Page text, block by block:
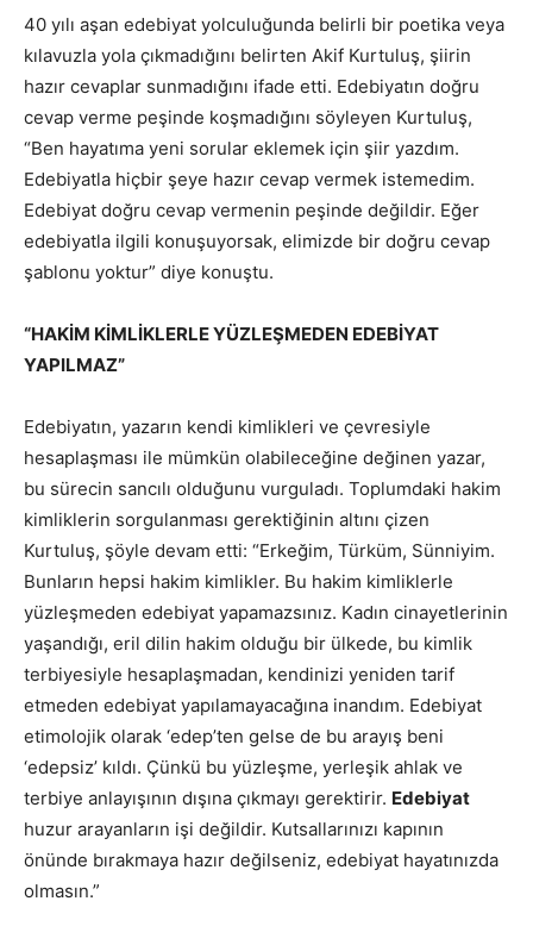
40 yılı aşan edebiyat yolculuğunda belirli bir poetika veya
kılavuzla yola çıkmadığını belirten Akif Kurtuluş, şiirin
hazır cevaplar sunmadığını ifade etti. Edebiyatın doğru
cevap verme peşinde koşmadığını söyleyen Kurtuluş,
“Ben hayatıma yeni sorular eklemek için şiir yazdım.
Edebiyatla hiçbir şeye hazır cevap vermek istemedim.
Edebiyat doğru cevap vermenin peşinde değildir. Eğer
edebiyatla ilgili konuşuyorsak, elimizde bir doğru cevap
şablonu yoktur” diye konuştu.
“HAKİM KİMLİKLERLE YÜZLEŞMEDEN EDEBİYAT
YAPILMAZ”
Edebiyatın, yazarın kendi kimlikleri ve çevresiyle
hesaplaşması ile mümkün olabileceğine değinen yazar,
bu sürecin sancılı olduğunu vurguladı. Toplumdaki hakim
kimliklerin sorgulanması gerektiğinin altını çizen
Kurtuluş, şöyle devam etti: “Erkeğim, Türküm, Sünniyim.
Bunların hepsi hakim kimlikler. Bu hakim kimliklerle
yüzleşmeden edebiyat yapamazsınız. Kadın cinayetlerinin
yaşandığı, eril dilin hakim olduğu bir ülkede, bu kimlik
terbiyesiyle hesaplaşmadan, kendinizi yeniden tarif
etmeden edebiyat yapılamayacağına inandım. Edebiyat
etimolojik olarak ‘edep’ten gelse de bu arayış beni
‘edepsiz’ kıldı. Çünkü bu yüzleşme, yerleşik ahlak ve
terbiye anlayışının dışına çıkmayı gerektirir. Edebiyat
huzur arayanların işi değildir. Kutsallarınızı kapının
önünde bırakmaya hazır değilseniz, edebiyat hayatınızda
olmasın.”